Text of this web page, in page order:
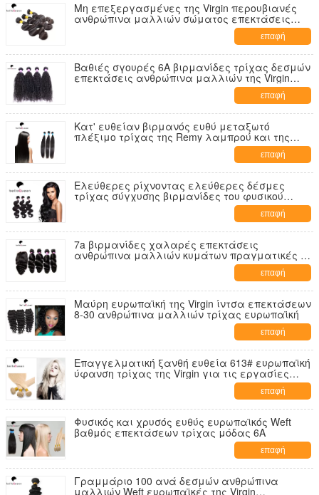
Μη επεξεργασμένες της Virgin περουβιανές
ανθρώπινα μαλλιών σώματος επεκτάσεις
τρίχας κυμάτων σώματος κυμάτων 100g
επαφή
Βαθιές σγουρές 6A βιρμανίδες τρίχας δεσμών
επεκτάσεις ανθρώπινα μαλλιών της Virgin
επαφή
Κατ' ευθείαν βιρμανός ευθύ μεταξωτό
πλέξιμο τρίχας της Remy λαμπρού και της
επαφή
Ελεύθερες ρίχνοντας ελεύθερες δέσμες
τρίχας σύγχυσης βιρμανίδες του φυσικού
επαφή
7a βιρμανίδες χαλαρές επεκτάσεις
ανθρώπινα μαλλιών κυμάτων πραγματικές 10
επαφή
Μαύρη ευρωπαϊκή της Virgin ίντσα επεκτάσεων
8-30 ανθρώπινα μαλλιών τρίχας ευρωπαϊκή
επαφή
Επαγγελματική ξανθή ευθεία 613# ευρωπαϊκή
ύφανση τρίχας της Virgin για τις εργασίες
επαφή
Φυσικός και χρυσός ευθύς ευρωπαϊκός Weft
βαθμός επεκτάσεων τρίχας μόδας 6A
επαφή
Γραμμάριο 100 ανά δεσμών ανθρώπινα
μαλλιών Weft ευρωπαϊκές της Virgin